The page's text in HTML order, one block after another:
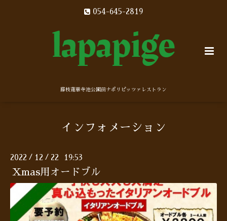
054-645-2819
藤枝蓮華寺池公園前ナポリピッツァレストラン
インフォメーション
2022 / 12 / 22 19:53
Xmas用オードブル